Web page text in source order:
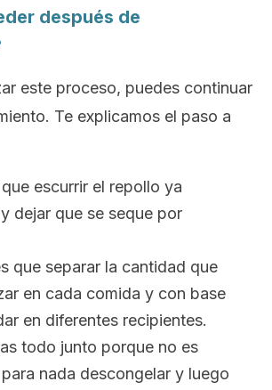
después de
este proceso, puedes continuar
Te explicamos el paso a
escurrir el repollo ya
dejar que se seque por
que separar la cantidad que
en cada comida y con base
en diferentes recipientes.
todo junto porque no es
nada descongelar y luego